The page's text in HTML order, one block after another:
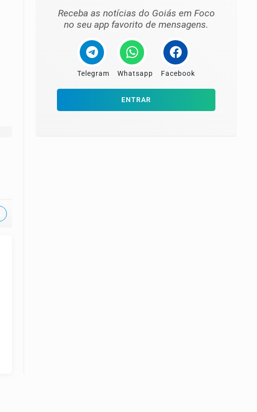
Receba as notícias do Goiás em Foco
no seu app favorito de mensagens.
Telegram Whatsapp Facebook
ENTRAR